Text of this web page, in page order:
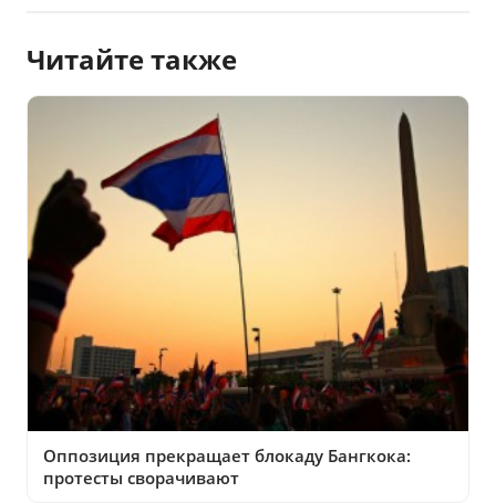
Читайте также
Оппозиция прекращает блокаду Бангкока:
протесты сворачивают